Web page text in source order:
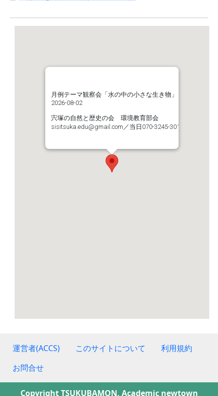
月例テーマ観察会「水の中の小さな生き物」
2026-08-02
宍塚の自然と歴史の会 環境教育部会
sisitsuka.edu@gmail.com／当日070-3245-3014
運営者(ACCS) このサイトについて
利用規約
お問合せ
Copyright TSUKUBAMON, Academic newtown